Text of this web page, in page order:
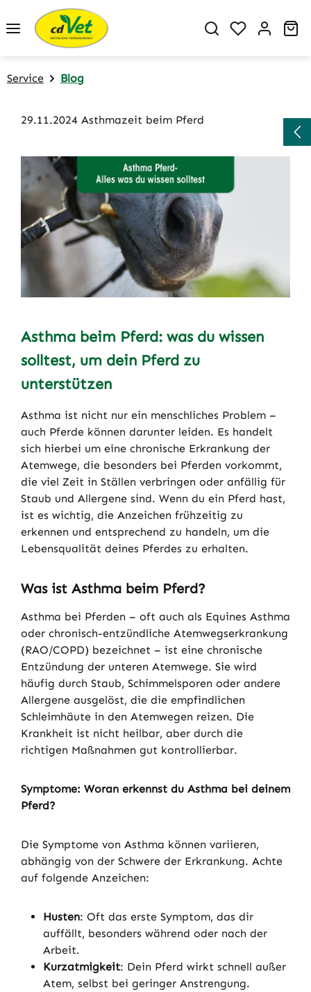
Zum Hauptinhalt springen
Du hast 0
Service Blog
29.11.2024 Asthmazeit beim Pferd
Asthma beim Pferd: was du wissen
solltest, um dein Pferd zu
unterstützen
Asthma ist nicht nur ein menschliches Problem –
auch Pferde können darunter leiden. Es handelt
sich hierbei um eine chronische Erkrankung der
Atemwege, die besonders bei Pferden vorkommt,
die viel Zeit in Ställen verbringen oder anfällig für
Staub und Allergene sind. Wenn du ein Pferd hast,
ist es wichtig, die Anzeichen frühzeitig zu
erkennen und entsprechend zu handeln, um die
Lebensqualität deines Pferdes zu erhalten.
Was ist Asthma beim Pferd?
Asthma bei Pferden – oft auch als Equines Asthma
oder chronisch-entzündliche Atemwegserkrankung
(RAO/COPD) bezeichnet – ist eine chronische
Entzündung der unteren Atemwege. Sie wird
häufig durch Staub, Schimmelsporen oder andere
Allergene ausgelöst, die die empfindlichen
Schleimhäute in den Atemwegen reizen. Die
Krankheit ist nicht heilbar, aber durch die
richtigen Maßnahmen gut kontrollierbar.
Symptome: Woran erkennst du Asthma bei deinem
Pferd?
Die Symptome von Asthma können variieren,
abhängig von der Schwere der Erkrankung. Achte
auf folgende Anzeichen:
Husten: Oft das erste Symptom, das dir
auffällt, besonders während oder nach der
Arbeit.
Kurzatmigkeit: Dein Pferd wirkt schnell außer
Atem, selbst bei geringer Anstrengung.